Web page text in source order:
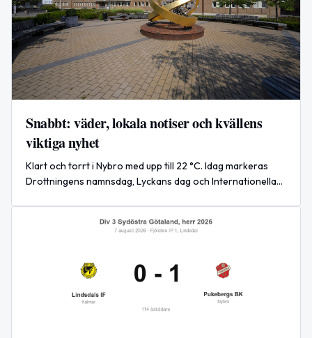
Snabbt: väder, lokala notiser och kvällens
viktiga nyhet
Klart och torrt i Nybro med upp till 22 °C. Idag markeras
Drottningens namnsdag, Lyckans dag och Internationella